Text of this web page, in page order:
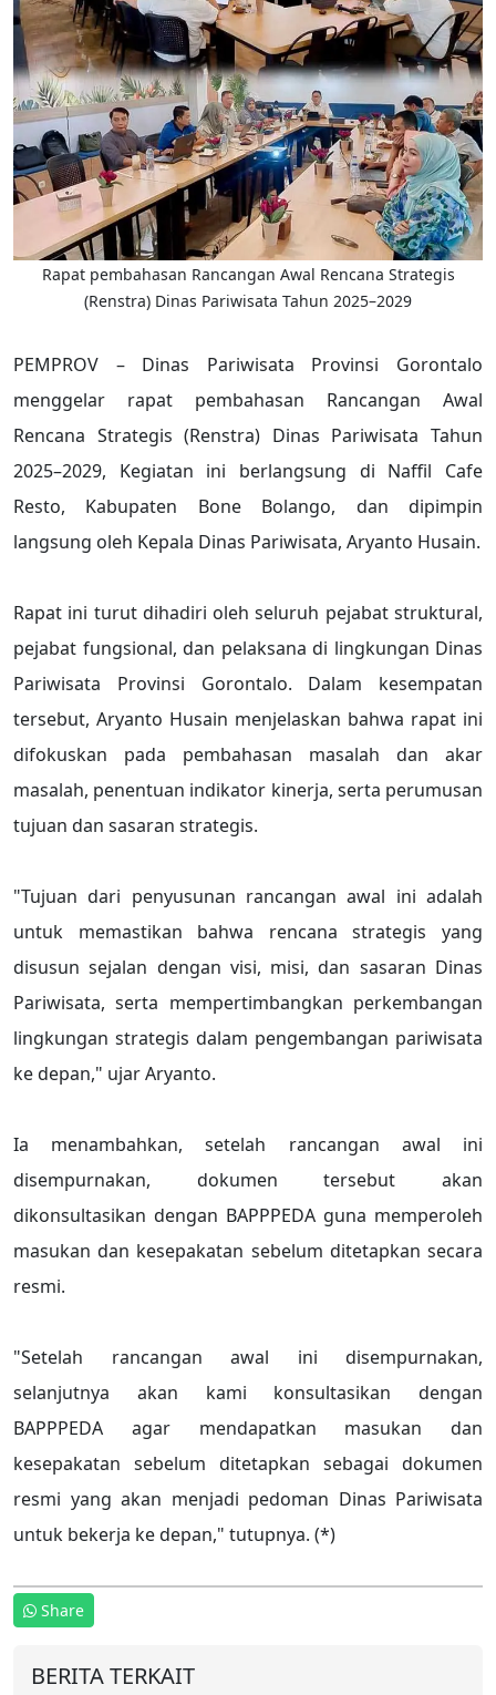
Rapat pembahasan Rancangan Awal Rencana Strategis
(Renstra) Dinas Pariwisata Tahun 2025–2029
PEMPROV – Dinas Pariwisata Provinsi Gorontalo
menggelar rapat pembahasan Rancangan Awal
Rencana Strategis (Renstra) Dinas Pariwisata Tahun
2025–2029, Kegiatan ini berlangsung di Naffil Cafe
Resto, Kabupaten Bone Bolango, dan dipimpin
langsung oleh Kepala Dinas Pariwisata, Aryanto Husain.
Rapat ini turut dihadiri oleh seluruh pejabat struktural,
pejabat fungsional, dan pelaksana di lingkungan Dinas
Pariwisata Provinsi Gorontalo. Dalam kesempatan
tersebut, Aryanto Husain menjelaskan bahwa rapat ini
difokuskan pada pembahasan masalah dan akar
masalah, penentuan indikator kinerja, serta perumusan
tujuan dan sasaran strategis.
"Tujuan dari penyusunan rancangan awal ini adalah
untuk memastikan bahwa rencana strategis yang
disusun sejalan dengan visi, misi, dan sasaran Dinas
Pariwisata, serta mempertimbangkan perkembangan
lingkungan strategis dalam pengembangan pariwisata
ke depan," ujar Aryanto.
Ia menambahkan, setelah rancangan awal ini
disempurnakan, dokumen tersebut akan
dikonsultasikan dengan BAPPPEDA guna memperoleh
masukan dan kesepakatan sebelum ditetapkan secara
resmi.
"Setelah rancangan awal ini disempurnakan,
selanjutnya akan kami konsultasikan dengan
BAPPPEDA agar mendapatkan masukan dan
kesepakatan sebelum ditetapkan sebagai dokumen
resmi yang akan menjadi pedoman Dinas Pariwisata
untuk bekerja ke depan," tutupnya. (*)
Share
BERITA TERKAIT